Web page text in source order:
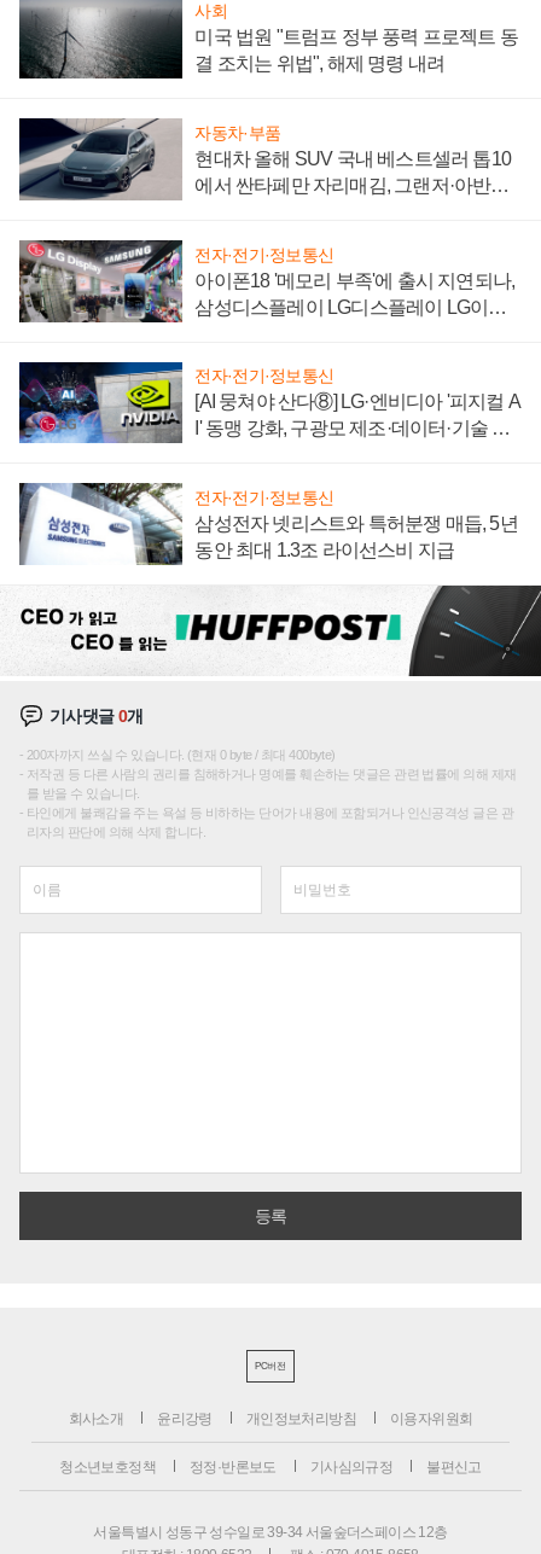
사회
미국 법원 "트럼프 정부 풍력 프로젝트 동
결 조치는 위법", 해제 명령 내려
자동차·부품
현대차 올해 SUV 국내 베스트셀러 톱10
에서 싼타페만 자리매김, 그랜저·아반떼
전자·전기·정보통신
아이폰18 '메모리 부족'에 출시 지연되나,
삼성디스플레이 LG디스플레이 LG이노
전자·전기·정보통신
[AI 뭉쳐야 산다⑧] LG·엔비디아 '피지컬 A
I' 동맹 강화, 구광모 제조·데이터·기술 결
전자·전기·정보통신
삼성전자 넷리스트와 특허분쟁 매듭, 5년
동안 최대 1.3조 라이선스비 지급
기사댓글0개
200자까지 쓰실 수 있습니다. (현재 0 byte / 최대 400byte)
저작권 등 다른 사람의 권리를 침해하거나 명예를 훼손하는 댓글은 관련 법률에 의해 제재
를 받을 수 있습니다.
타인에게 불쾌감을 주는 욕설 등 비하하는 단어가 내용에 포함되거나 인신공격성 글은 관
리자의 판단에 의해 삭제 합니다.
PC버전
회사소개 윤리강령 개인정보처리방침 이용자위원회
청소년보호정책 정정·반론보도 기사심의규정 불편신고
서울특별시 성동구 성수일로 39-34 서울숲더스페이스 12층